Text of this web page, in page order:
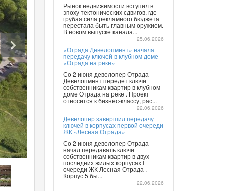
Рынок недвижимости вступил в
эпоху тектонических сдвигов, где
грубая сила рекламного бюджета
перестала быть главным оружием.
В новом выпуске канала...
25.06.2026
«Отрада Девелопмент» начала
передачу ключей в клубном доме
«Отрада на реке»
Со 2 июня девелопер Отрада
Девелопмент передет ключи
собственникам квартир в клубном
доме Отрада на реке . Проект
относится к бизнес-классу, рас...
22.06.2026
Девелопер завершил передачу
ключей в корпусах первой очереди
ЖК «Лесная Отрада»
Со 2 июня девелопер Отрада
начал передавать ключи
собственникам квартир в двух
последних жилых корпусах I
очереди ЖК Лесная Отрада .
Корпус 5 бы...
22.06.2026